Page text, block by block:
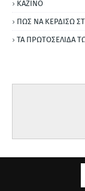
ΚΑΖΙΝΟ
ΠΩΣ ΝΑ ΚΕΡΔΙΣΩ
ΤΑ ΠΡΩΤΟΣΕΛΙΔΑ